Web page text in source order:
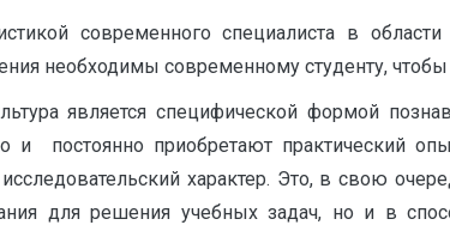
современного специалиста в
необходимы современному студенту,
является специфической формой
и постоянно приобретают практический
характер. Это, в свою
для решения учебных задач, но и в